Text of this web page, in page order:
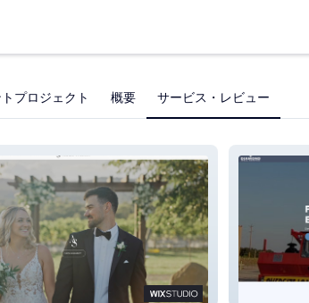
プロジェクト 概要 サービス・レビュー